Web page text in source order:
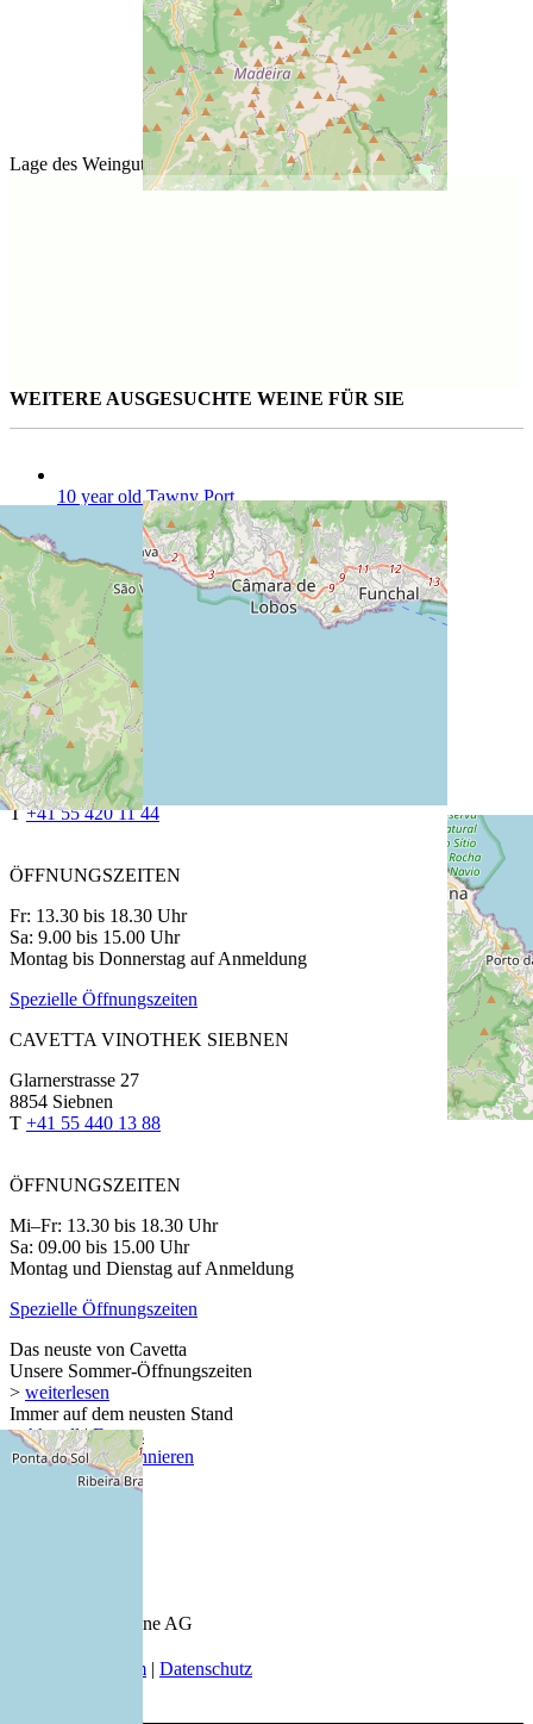
Lage des Weinguts
WEITERE AUSGESUCHTE WEINE FÜR SIE
10 year old Tawny Port
75 cl | CHF 39.50
Vintage Port
75 cl | CHF 685.00
Müller-Thurgau vom Löss
75 cl | CHF 11.80
CAVETTA VINOTHEK PFÄFFIKON
Churerstrasse 64
8808 Pfäffikon SZ
T+41 55 420 11 44
ÖFFNUNGSZEITEN
Fr: 13.30 bis 18.30 Uhr
Sa: 9.00 bis 15.00 Uhr
Montag bis Donnerstag auf Anmeldung
Spezielle Öffnungszeiten
CAVETTA VINOTHEK SIEBNEN
Glarnerstrasse 27
8854 Siebnen
T +41 55 440 13 88
ÖFFNUNGSZEITEN
Mi–Fr: 13.30 bis 18.30 Uhr
Sa: 09.00 bis 15.00 Uhr
Montag und Dienstag auf Anmeldung
Spezielle Öffnungszeiten
Das neuste von Cavetta
Unsere Sommer-Öffnungszeiten
> weiterlesen
Immer auf dem neusten Stand
>Aktuell|Events
>Newsletter abonnieren
© 2026 Keel-Weine AG
Impressum | Datenschutz